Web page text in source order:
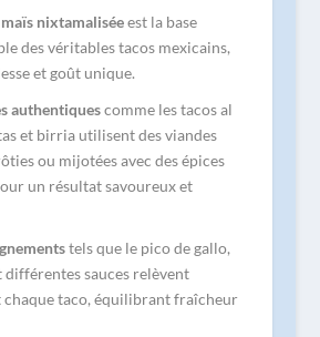
nixtamaliséeest la base
des véritables tacos mexicains,
et goût unique.
authentiquescomme les tacos al
et birria utilisent des viandes
ou mijotées avec des épices
un résultat savoureux et
tels que le pico de gallo,
différentes sauces relèvent
taco, équilibrant fraîcheur